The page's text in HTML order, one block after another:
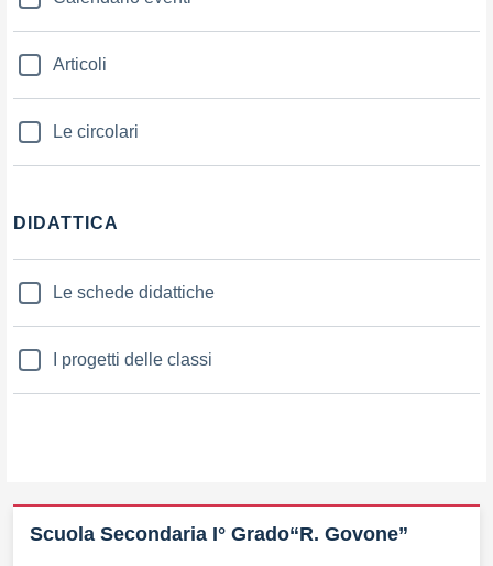
Articoli
Le circolari
DIDATTICA
Le schede didattiche
I progetti delle classi
Scuola Secondaria I° Grado“R. Govone”